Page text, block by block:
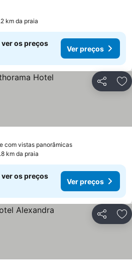
km da praia
ver os preços
Ver preços
Partilhar
com vistas panorâmicas
km da praia
ver os preços
Ver preços
Partilhar